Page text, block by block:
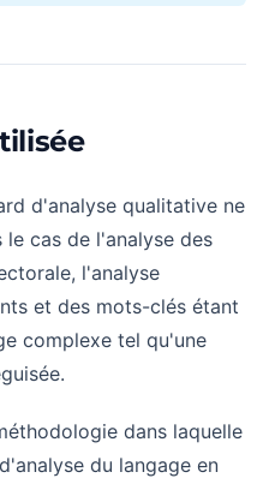
d'analyse qualitative ne
cas de l'analyse des
l'analyse
et des mots-clés étant
complexe tel qu'une
dans laquelle
du langage en